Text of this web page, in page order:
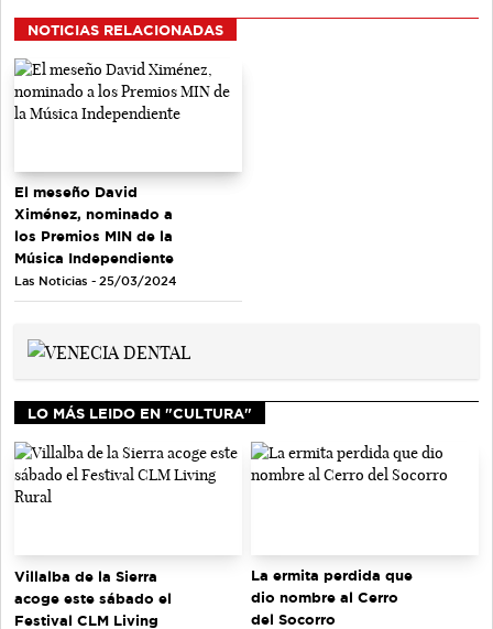
NOTICIAS RELACIONADAS
El meseño David
Ximénez, nominado a
los Premios MIN de la
Música Independiente
Las Noticias - 25/03/2024
LO MÁS LEIDO EN "CULTURA"
Villalba de la Sierra
acoge este sábado el
Festival CLM Living
La ermita perdida que
dio nombre al Cerro
del Socorro